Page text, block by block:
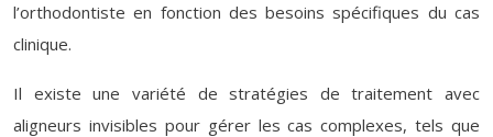
l’orthodontiste en fonction des besoins spécifiques du cas
clinique.
Il existe une variété de stratégies de traitement avec
aligneurs invisibles pour gérer les cas complexes, tels que